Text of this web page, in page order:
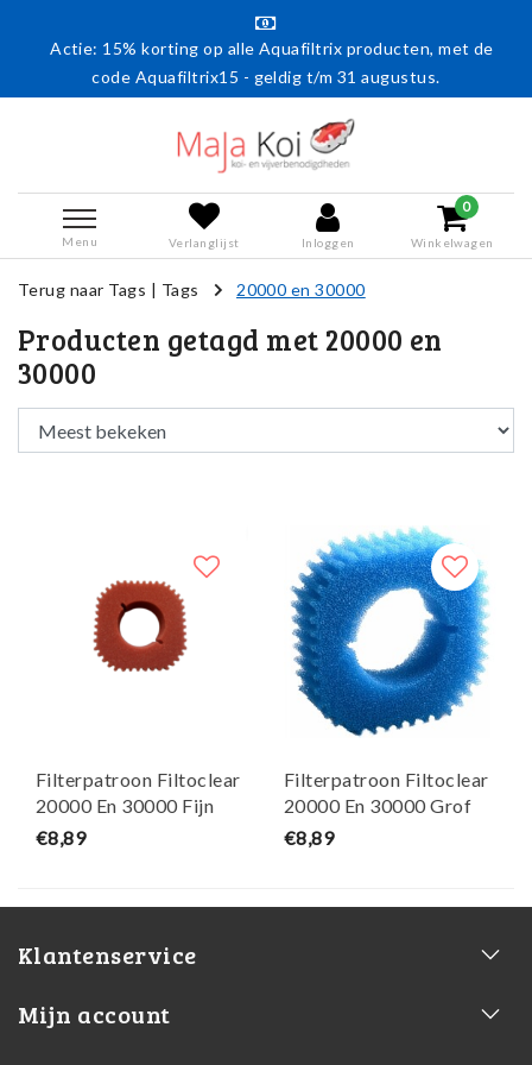
Actie: 15% korting op alle Aquafiltrix producten, met de
code Aquafiltrix15 - geldig t/m 31 augustus.
Menu Verlanglijst Inloggen
0
Winkelwagen
Terug naar Tags | Tags 20000 en 30000
Producten getagd met 20000 en
30000
Filterpatroon Filtoclear
20000 En 30000 Fijn
Rood Geen Origineel
€8,89
Filterpatroon Filtoclear
20000 En 30000 Grof
Blauw Geen Origineel
€8,89
Klantenservice
Mijn account